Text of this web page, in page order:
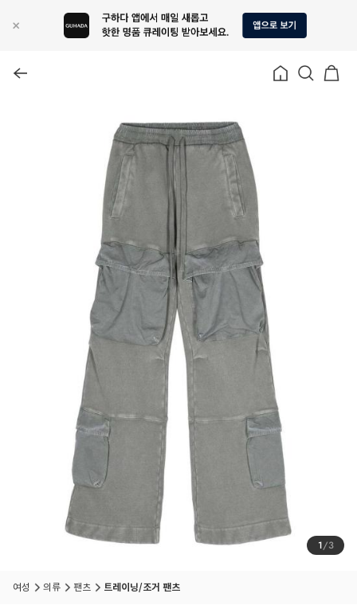
1/3
품절 임박 상품입니다
여성 의류 팬츠 트레이닝/조거 팬츠